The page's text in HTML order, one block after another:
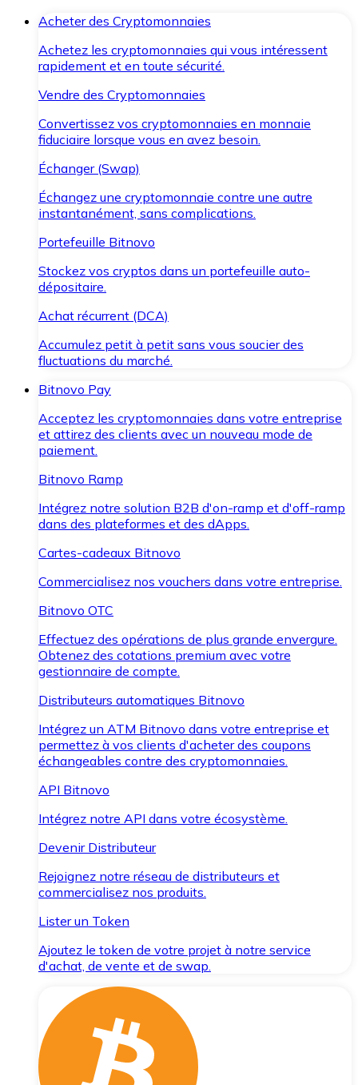
Acheter des Cryptomonnaies
Achetez les cryptomonnaies qui vous intéressent
rapidement et en toute sécurité.
Vendre des Cryptomonnaies
Convertissez vos cryptomonnaies en monnaie
fiduciaire lorsque vous en avez besoin.
Échanger (Swap)
Échangez une cryptomonnaie contre une autre
instantanément, sans complications.
Portefeuille Bitnovo
Stockez vos cryptos dans un portefeuille auto-
dépositaire.
Achat récurrent (DCA)
Accumulez petit à petit sans vous soucier des
fluctuations du marché.
Bitnovo Pay
Acceptez les cryptomonnaies dans votre entreprise
et attirez des clients avec un nouveau mode de
paiement.
Bitnovo Ramp
Intégrez notre solution B2B d'on-ramp et d'off-ramp
dans des plateformes et des dApps.
Cartes-cadeaux Bitnovo
Commercialisez nos vouchers dans votre entreprise.
Bitnovo OTC
Effectuez des opérations de plus grande envergure.
Obtenez des cotations premium avec votre
gestionnaire de compte.
Distributeurs automatiques Bitnovo
Intégrez un ATM Bitnovo dans votre entreprise et
permettez à vos clients d'acheter des coupons
échangeables contre des cryptomonnaies.
API Bitnovo
Intégrez notre API dans votre écosystème.
Devenir Distributeur
Rejoignez notre réseau de distributeurs et
commercialisez nos produits.
Lister un Token
Ajoutez le token de votre projet à notre service
d'achat, de vente et de swap.